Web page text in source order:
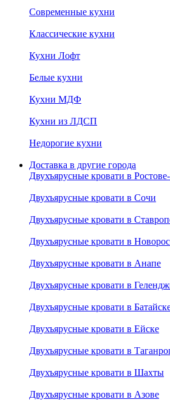
Современные кухни
Классические кухни
Кухни Лофт
Белые кухни
Кухни МДФ
Кухни из ЛДСП
Недорогие кухни
Доставка в другие города
Двухъярусные кровати в
Двухъярусные кровати в Сочи
Двухъярусные кровати в
Двухъярусные кровати в
Двухъярусные кровати в Анапе
Двухъярусные кровати в
Двухъярусные кровати в
Двухъярусные кровати в Ейске
Двухъярусные кровати в
Двухъярусные кровати в Шахты
Двухъярусные кровати в Азове